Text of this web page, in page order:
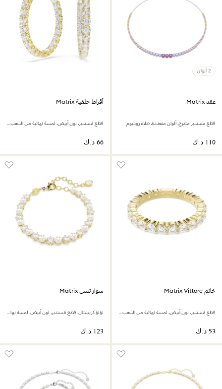
2 ألوان
عقد Matrix
قطع مستدير متدرج، ألوان متعددة، طلاء روديوم
أقراط حلقية Matrix
قطع مُستدير، لون أبيض، لمسة نهائية من الذهب عيار 18 قيراط
خاتم Matrix Vittore
قطع مُستدير، لون أبيض، لمسة نهائية من الذهب عيار 18 قيراط
سوار تنس Matrix
لؤلؤ كريستال، قطع مُستدير، لون أبيض، لمسة نهائية من الذهب عيار 18 قيراط